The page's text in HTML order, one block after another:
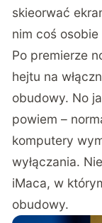
skieorwać
nim coś
Po premierze
hejtu na
obudowy. No
powiem –
komputery
wyłączania.
iMaca, w
obudowy.